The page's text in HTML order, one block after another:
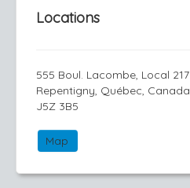
Locations
555 Boul. Lacombe, Local 217
Repentigny, Québec, Canada
J5Z 3B5
Map